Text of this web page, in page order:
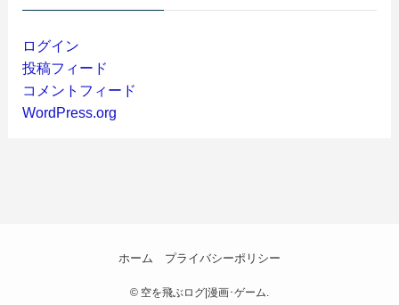
ログイン
投稿フィード
コメントフィード
WordPress.org
ホーム プライバシーポリシー
© 空を飛ぶログ|漫画･ゲーム.